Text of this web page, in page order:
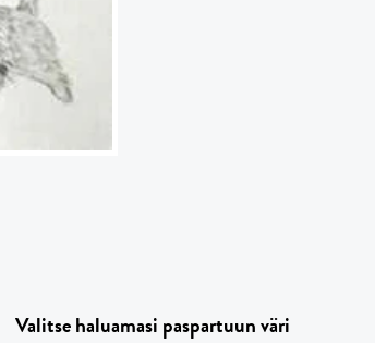
Valitse haluamasi paspartuun väri